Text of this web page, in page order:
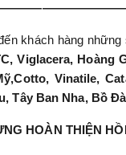
khách hàng
Viglacera,
Vinatile,
Tây Ban Nha, Bồ
HOÀN THIỆN